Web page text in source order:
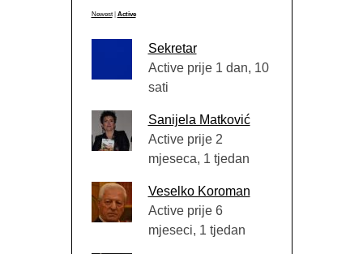
Newest Active
Sekretar
Active prije 1 dan, 10
sati
Sanijela Matković
Active prije 2
mjeseca, 1 tjedan
Veselko Koroman
Active prije 6
mjeseci, 1 tjedan